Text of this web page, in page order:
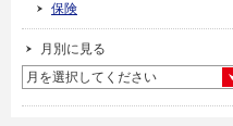
保険
月別に見る
月を選択してください